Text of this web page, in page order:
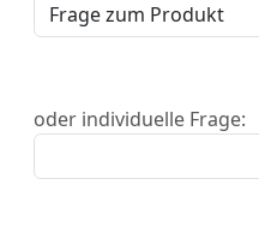
oder individuelle Frage: